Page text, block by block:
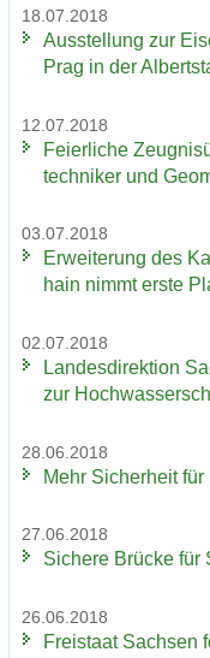
18.07.2018
Aus­stel­lung zur
Prag in der
12.07.2018
Fei­er­li­che
tech­ni­ker und
03.07.2018
Er­wei­te­rung des
hain nimmt erste
02.07.2018
Lan­des­di­rek­ti­on
zur
28.06.2018
Mehr Si­cher­heit
27.06.2018
Si­che­re Brü­cke für
26.06.2018
Frei­staat Sach­sen